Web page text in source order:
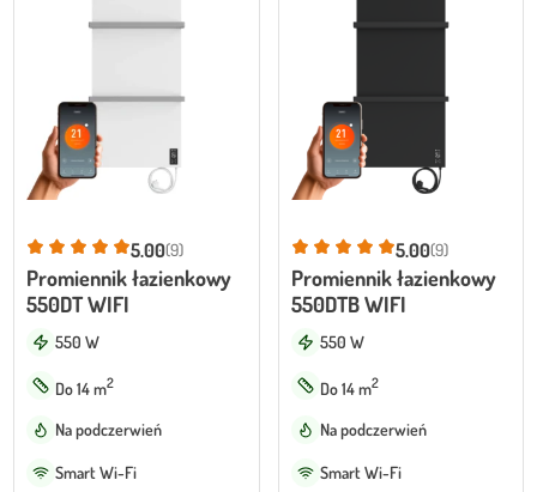
5.00(9)
Promiennik łazienkowy
550DT WIFI
550 W
Do 14 m2
Na podczerwień
Smart Wi-Fi
5.00(9)
Promiennik łazienkowy
550DTB WIFI
550 W
Do 14 m2
Na podczerwień
Smart Wi-Fi